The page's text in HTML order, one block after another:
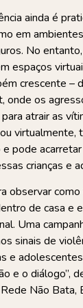
ainda é
em
No
espaços
crescente –
onde os
atrair as
virtualmente,
pode
crianças e
observar
de casa e
Uma
sinais de
e
e o diálogo”,
Não Bata,